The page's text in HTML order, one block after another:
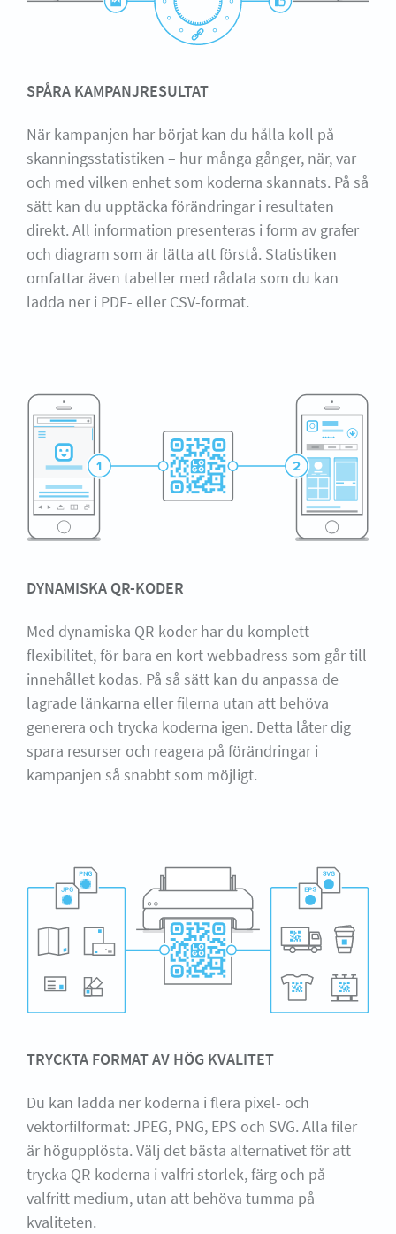
SPÅRA KAMPANJRESULTAT
När kampanjen har börjat kan du hålla koll på
skanningsstatistiken – hur många gånger, när, var
och med vilken enhet som koderna skannats. På så
sätt kan du upptäcka förändringar i resultaten
direkt. All information presenteras i form av grafer
och diagram som är lätta att förstå. Statistiken
omfattar även tabeller med rådata som du kan
ladda ner i PDF- eller CSV-format.
DYNAMISKA QR-KODER
Med dynamiska QR-koder har du komplett
flexibilitet, för bara en kort webbadress som går till
innehållet kodas. På så sätt kan du anpassa de
lagrade länkarna eller filerna utan att behöva
generera och trycka koderna igen. Detta låter dig
spara resurser och reagera på förändringar i
kampanjen så snabbt som möjligt.
TRYCKTA FORMAT AV HÖG KVALITET
Du kan ladda ner koderna i flera pixel- och
vektorfilformat: JPEG, PNG, EPS och SVG. Alla filer
är högupplösta. Välj det bästa alternativet för att
trycka QR-koderna i valfri storlek, färg och på
valfritt medium, utan att behöva tumma på
kvaliteten.